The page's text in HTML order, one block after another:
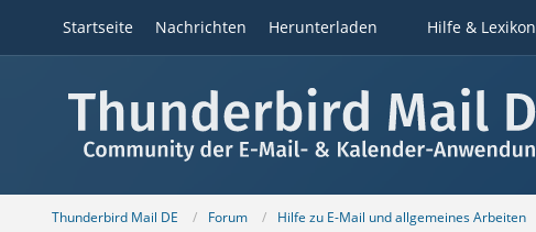
Startseite Nachrichten Herunterladen Hilfe & Lexikon
Thunderbird Mail DE Forum Hilfe zu E-Mail und allgemeines Arbeiten